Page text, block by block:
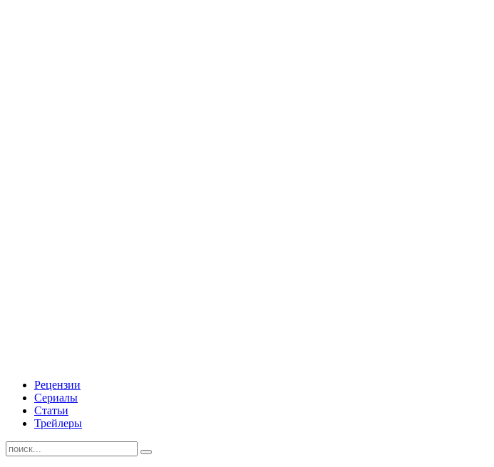
Рецензии
Сериалы
Статьи
Трейлеры
Найти: